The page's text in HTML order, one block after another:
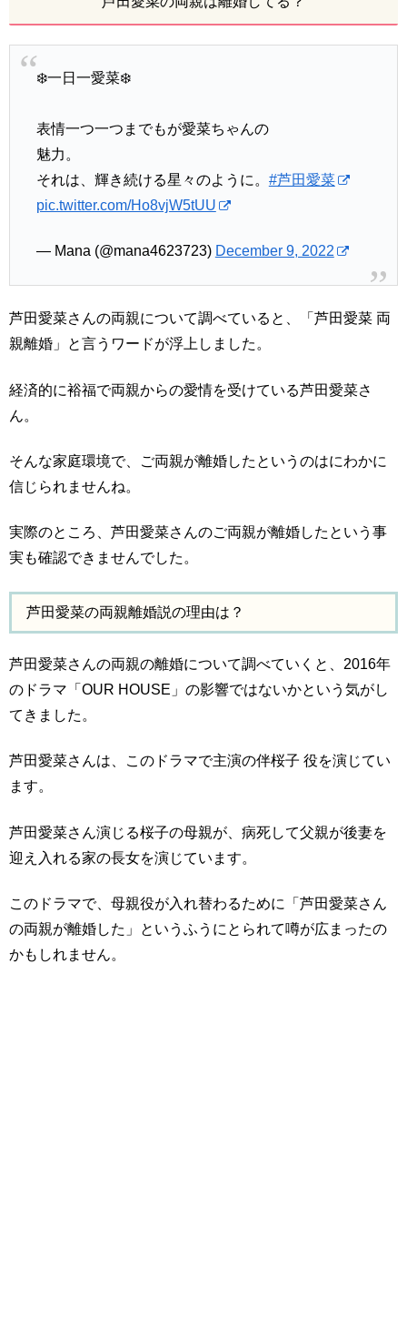
❄️一日一愛菜❄️
表情一つ一つまでもが愛菜ちゃんの
魅力。
それは、輝き続ける星々のように。 #芦田愛菜
pic.twitter.com/Ho8vjW5tUU
— Mana (@mana4623723) December 9, 2022
芦田愛菜さんの両親について調べていると、「芦田愛菜 両
親離婚」と言うワードが浮上しました。
経済的に裕福で両親からの愛情を受けている芦田愛菜さ
ん。
そんな家庭環境で、ご両親が離婚したというのはにわかに
信じられませんね。
実際のところ、芦田愛菜さんのご両親が離婚したという事
実も確認できませんでした。
芦田愛菜の両親離婚説の理由は？
芦田愛菜さんの両親の離婚について調べていくと、2016年
のドラマ「OUR HOUSE」の影響ではないかという気がし
てきました。
芦田愛菜さんは、このドラマで主演の伴桜子 役を演じてい
ます。
芦田愛菜さん演じる桜子の母親が、病死して父親が後妻を
迎え入れる家の長女を演じています。
このドラマで、母親役が入れ替わるために「芦田愛菜さん
の両親が離婚した」というふうにとられて噂が広まったの
かもしれません。